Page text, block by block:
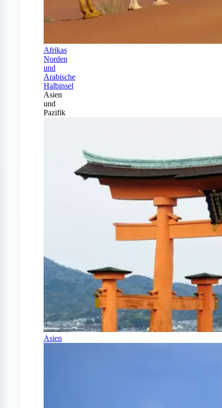
Afrikas
Norden
und
Arabische
Halbinsel
Asien
und
Pazifik
Asien